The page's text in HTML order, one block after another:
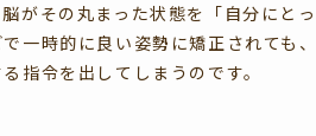
がその丸まった状態を「自分にと
一時的に良い姿勢に矯正されても
指令を出してしまうのです。